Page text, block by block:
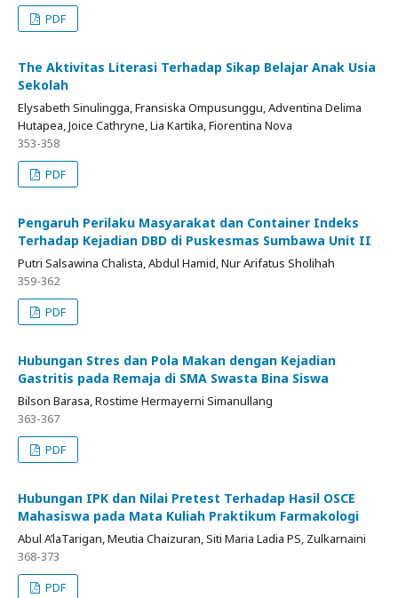
PDF
The Aktivitas Literasi Terhadap Sikap Belajar Anak Usia
Sekolah
Elysabeth Sinulingga, Fransiska Ompusunggu, Adventina Delima
Hutapea, Joice Cathryne, Lia Kartika, Fiorentina Nova
353-358
PDF
Pengaruh Perilaku Masyarakat dan Container Indeks
Terhadap Kejadian DBD di Puskesmas Sumbawa Unit II
Putri Salsawina Chalista, Abdul Hamid, Nur Arifatus Sholihah
359-362
PDF
Hubungan Stres dan Pola Makan dengan Kejadian
Gastritis pada Remaja di SMA Swasta Bina Siswa
Bilson Barasa, Rostime Hermayerni Simanullang
363-367
PDF
Hubungan IPK dan Nilai Pretest Terhadap Hasil OSCE
Mahasiswa pada Mata Kuliah Praktikum Farmakologi
Abul A’laTarigan, Meutia Chaizuran, Siti Maria Ladia PS, Zulkarnaini
368-373
PDF